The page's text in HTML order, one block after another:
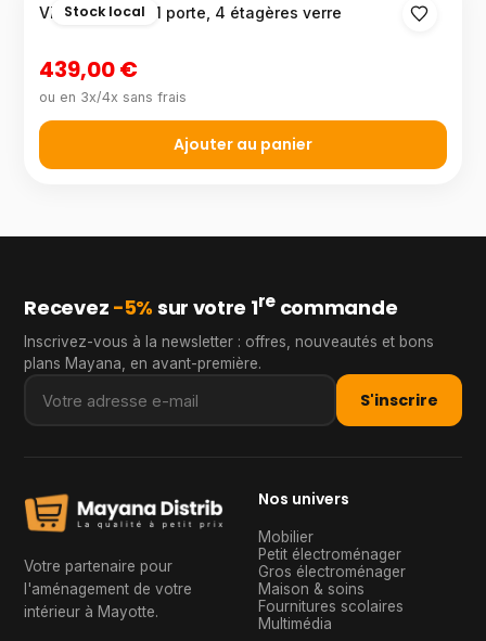
Stock local
Vitrine Antibes 1 porte, 4 étagères verre
439,00 €
ou en 3x/4x sans frais
Ajouter au panier
Recevez −5% sur votre 1recommande
Inscrivez-vous à la newsletter : offres, nouveautés et bons
plans Mayana, en avant-première.
S'inscrire
Votre partenaire pour
l'aménagement de votre
intérieur à Mayotte.
Nos univers
Mobilier
Petit électroménager
Gros électroménager
Maison & soins
Fournitures scolaires
Multimédia